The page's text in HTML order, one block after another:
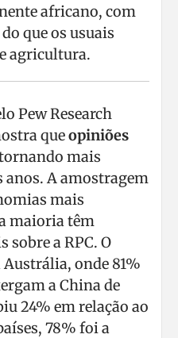
africano, com
que os usuais
agricultura.
Pew Research
queopiniões
mais
A amostragem
mais
maioria têm
sobre a RPC. O
onde 81%
a China de
24% em relação ao
78% foi a